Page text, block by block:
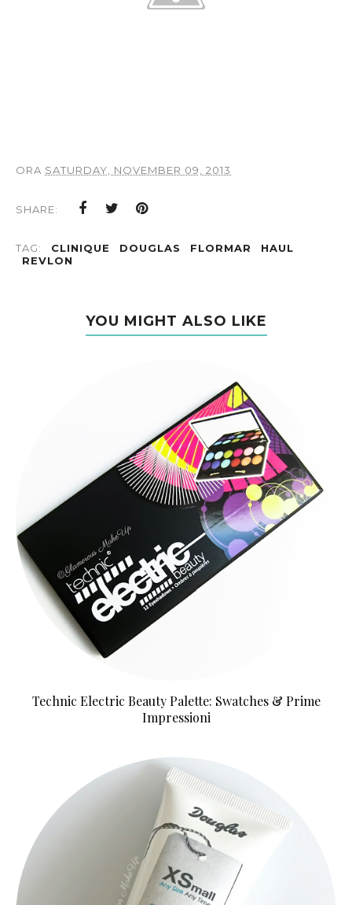
ORA SATURDAY, NOVEMBER 09, 2013
SHARE:
TAG: CLINIQUE DOUGLAS FLORMAR
HAUL
REVLON
YOU MIGHT ALSO LIKE
Technic Electric Beauty Palette: Swatches & Prime
Impressioni